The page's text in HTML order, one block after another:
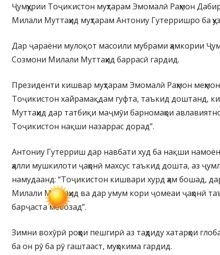
Ҷумҳурии Тоҷикистон муҳтарам Эмомалӣ Раҳмон
Милали Муттаҳид муҳтарам Антониу Гутерришро ба
Дар ҷараёни мулоқот масоили мубрами ҳамкории
Созмони Милали Муттаҳид баррасӣ гардид.
Президенти кишвар муҳтарам Эмомалӣ Раҳмон
Тоҷикистон хайрамақдам гуфта, таъкид доштанд,
Муттаҳид дар татбиқи маҷмӯи барномаҳои
Тоҷикистон нақши назаррас дорад”.
Антониу Гутерриш дар навбати худ ба нақши
ҳалли мушкилоти ҷаҳонӣ махсус таъкид дошта, аз
намудаанд: “Тоҷикистон кишвари хурд ҳам бошад,
Милали Муттаҳид ва дар умум кори ҷомеаи ҷаҳонӣ
барҷаста мебозад”.
Зимни вохӯрӣ роҳҳои пешгирӣ аз таҳдиду хатарҳои
ба он рӯ ба рӯ гаштааст, муҳокима гардид.